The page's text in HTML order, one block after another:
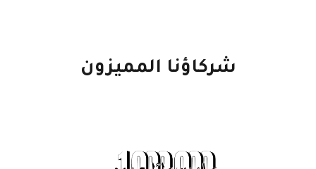
شركاؤنا المميزون